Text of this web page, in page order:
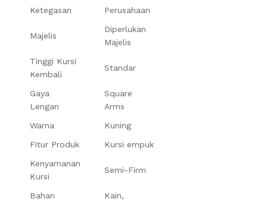
Ketegasan Perusahaan
Majelis
Diperlukan
Majelis
Tinggi Kursi
Kembali
Standar
Gaya
Lengan
Square
Arms
Warna
Kuning
Fitur Produk
Kursi empuk
Kenyamanan
Kursi
Semi-Firm
Bahan
Kain,